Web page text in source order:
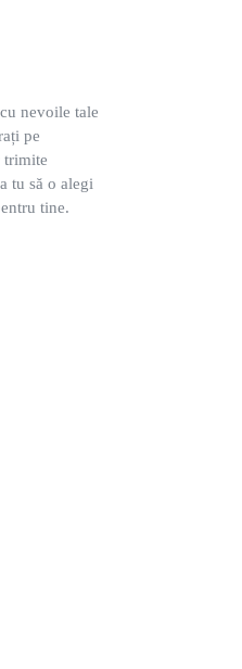
nevoile tale
pe
trimite
tu să o alegi
tine.